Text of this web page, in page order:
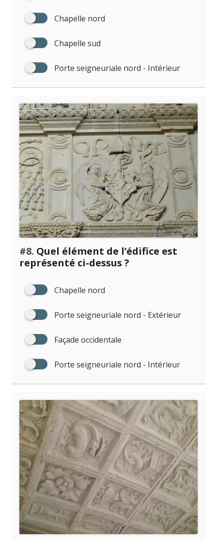
Chapelle nord
Chapelle sud
Porte seigneuriale nord - Intérieur
#8. Quel élément de l’édifice est
représenté ci-dessus ?
Chapelle nord
Porte seigneuriale nord - Extérieur
Façade occidentale
Porte seigneuriale nord - Intérieur